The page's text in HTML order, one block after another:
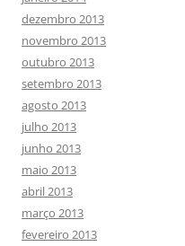
dezembro 2013
novembro 2013
outubro 2013
setembro 2013
agosto 2013
julho 2013
junho 2013
maio 2013
abril 2013
março 2013
fevereiro 2013